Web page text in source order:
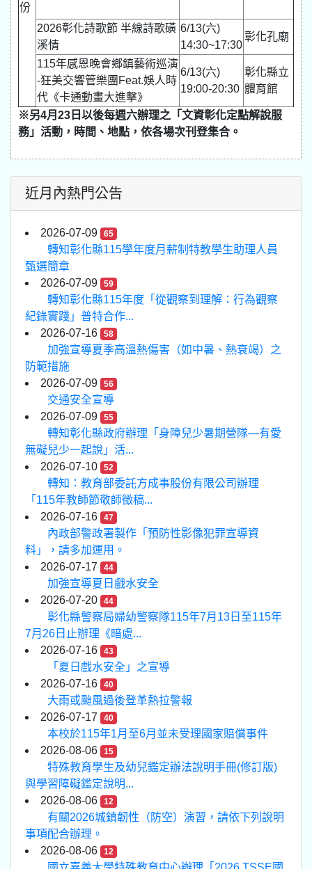
份
2026彰化詩歌節 半線詩歌磺
溪情
6/13(六)
14:30~17:30
彰化孔廟
115年感恩晚會鄉鎮藝術巡演
-狂美交響管樂團Feat.娛人時
代《卡通動畫大進擊》
6/13(六)
19:00-20:30
彰化縣立
體育館
※另4月23日以後每週六辦理之「文資彰化定點解說服
務」活動，時間、地點，依各場次刊登集合。
近月內熱門公告
2026-07-09 65
轉知彰化縣115學年度月薪制特教學生助理人員
甄選簡章
2026-07-09
59
轉知彰化縣115年度「從觀察到理解：行為觀察
紀錄實踐」普特合作...
2026-07-16
58
加強宣導夏季高溫熱傷害（如中暑、熱衰竭）之
防範措施
2026-07-09
56
交通安全宣導
2026-07-09
55
轉知彰化縣政府辦理「身障兒少暑期營隊—有愛
無礙兒少一起說」活...
2026-07-10
52
轉知：教育部委託方成事股份有限公司辦理
「115年教師節敬師徵稿...
2026-07-16
47
內政部警政署製作「預防性影像犯罪宣導資
料」，請多加運用。
2026-07-17
44
加強宣導夏日戲水安全
2026-07-20
44
彰化縣警察局婦幼警察隊115年7月13日至115年
7月26日止辦理《暗處...
2026-07-16
43
「夏日戲水安全」之宣導
2026-07-16
40
大雨或颱風過後登革熱拉警報
2026-07-17
40
本校於115年1月至6月並未受理國家賠償事件
2026-08-06
15
特殊教育學生及幼兒鑑定辦法說明手冊(修訂版)
與學習障礙鑑定說明...
2026-08-06
12
有關2026城鎮韌性（防空）演習，請依下列說明
事項配合辦理。
2026-08-06
12